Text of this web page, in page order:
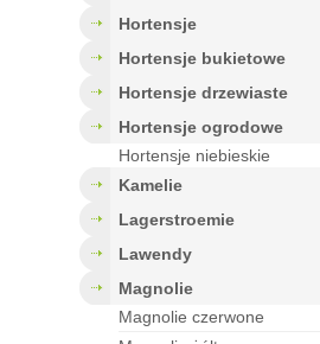
hortensje
hortensje bukietowe
hortensje drzewiaste
hortensje ogrodowe
Hortensje niebieskie
kamelie
lagerstroemie
lawendy
magnolie
Magnolie czerwone